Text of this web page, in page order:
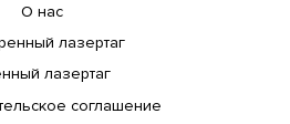
О нас
лазертаг
лазертаг
соглашение